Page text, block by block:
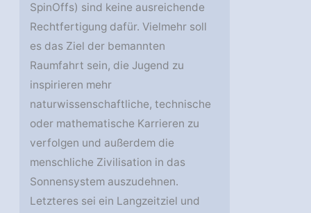
SpinOffs) sind keine ausreichende
Rechtfertigung dafür. Vielmehr soll
es das Ziel der bemannten
Raumfahrt sein, die Jugend zu
inspirieren mehr
naturwissenschaftliche, technische
oder mathematische Karrieren zu
verfolgen und außerdem die
menschliche Zivilisation in das
Sonnensystem auszudehnen.
Letzteres sei ein Langzeitziel und